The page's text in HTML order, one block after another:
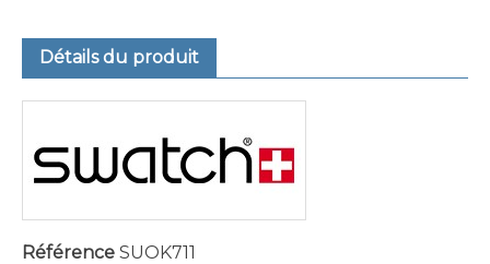
Détails du produit
Référence SUOK711